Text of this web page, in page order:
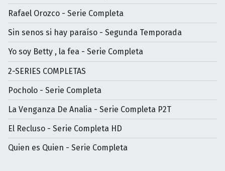
Rafael Orozco - Serie Completa
Sin senos si hay paraíso - Segunda Temporada
Yo soy Betty , la fea - Serie Completa
2-SERIES COMPLETAS
Pocholo - Serie Completa
La Venganza De Analia - Serie Completa P2T
El Recluso - Serie Completa HD
Quien es Quien - Serie Completa